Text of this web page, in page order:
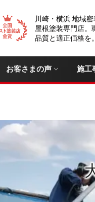
川崎・横浜 地域
屋根塗装専門店。
品質と適正価格を。
お客さまの声 施工